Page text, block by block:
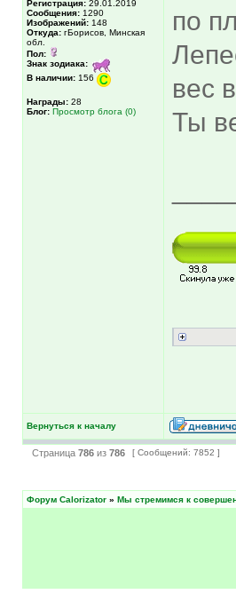
Регистрация: 29.01.2019
Сообщения: 1290
Изображений: 148
Откуда: гБорисов, Минская
обл.
Пол:
Знак зодиака:
В наличии: 156
Награды: 28
Блог: Просмотр блога (0)
по
вес
Ты
Вернуться к началу
Страница 786 из 786 [ Сообщений: 7852 ]
Форум Calorizator » Мы стремимся к